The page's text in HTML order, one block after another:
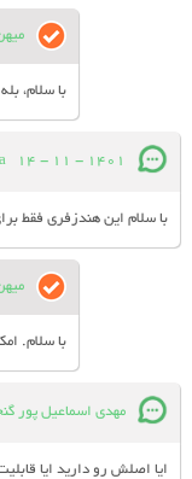
با سلام،
14 - 11 - 1401
با سلام این هندزفری فقط
با سلام.
مهدی اسماعیل پور
ایا اصلش رو دارید ایا